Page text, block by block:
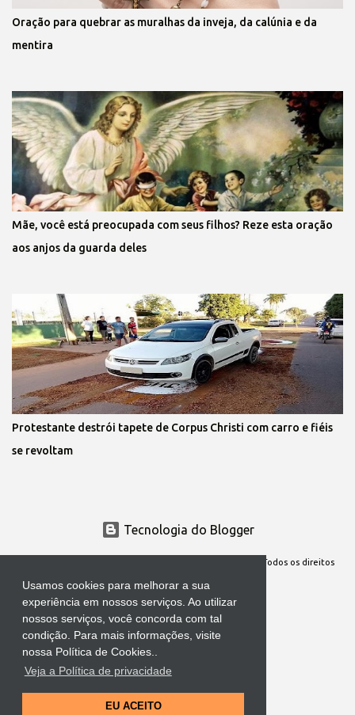
Usamos cookies para melhorar a sua
experiência em nossos serviços. Ao utilizar
nossos serviços, você concorda com tal
condição. Para mais informações, visite
nossa Política de Cookies..
Veja a Política de privacidade
EU ACEITO
Oração para quebrar as muralhas da inveja, da calúnia e da
mentira
Mãe, você está preocupada com seus filhos? Reze esta oração
aos anjos da guarda deles
Protestante destrói tapete de Corpus Christi com carro e fiéis
se revoltam
Tecnologia do Blogger
Site Oficial da Comunidade Nossa Senhora cuida de mim. Todos os direitos